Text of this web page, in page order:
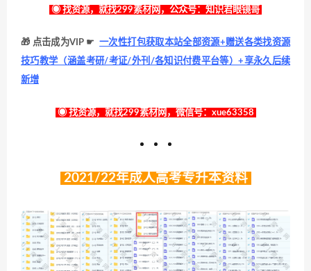
◉ 找资源，就找299素材网，公众号：知识君眼镜哥
🎁 点击成为VIP ☛ 一次性打包获取本站全部资源+赠送各类找资源
技巧教学（涵盖考研/考证/外刊/各知识付费平台等）+享永久后续
新增
◉ 找资源，就找299素材网，微信号：xue63358
2021/22年成人高考专升本资料